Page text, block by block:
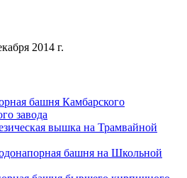
2014 г.
башня Камбарского
завода
вышка на Трамвайной
башня на Школьной